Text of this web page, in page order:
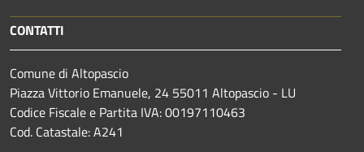
CONTATTI
Comune di Altopascio
Piazza Vittorio Emanuele, 24 55011 Altopascio - LU
Codice Fiscale e Partita IVA: 00197110463
Cod. Catastale: A241